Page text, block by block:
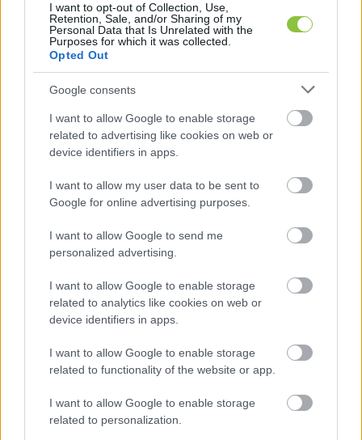
I want to opt-out of Collection, Use,
Retention, Sale, and/or Sharing of my
Personal Data that Is Unrelated with the
Purposes for which it was collected.
Opted Out
Google consents
I want to allow Google to enable storage
related to advertising like cookies on web or
device identifiers in apps.
I want to allow my user data to be sent to
Google for online advertising purposes.
I want to allow Google to send me
personalized advertising.
I want to allow Google to enable storage
related to analytics like cookies on web or
device identifiers in apps.
I want to allow Google to enable storage
related to functionality of the website or app.
I want to allow Google to enable storage
related to personalization.
„ugyanannyi építményadót fizet egy csillivilli bolt,
meg egy normál vagy egy romos raktárépület,
tehát ebben is azért van egy kis aránytalanság”.
A polgármester erre úgy reagált, az
önkormányzat is ugyanebben a helyzetben van,
szintén felelősséggel tartozik a feladataiért, és
néha meg kell hoznia szükséges döntéseket.
, a Szövetség a Hírös Városért
Egyesület képviselője a vállalkozások terhei
inflációt is. Szerinte meg kellene/lehetne
fontolni, hogy ne 50, hanem mondjuk 1000
négyzetméter legyen az adómentesség alsó
határa, az elfogadható lenne a frakciójuk
cégekre vonatkozna. Kijelentette azt is, hogy az